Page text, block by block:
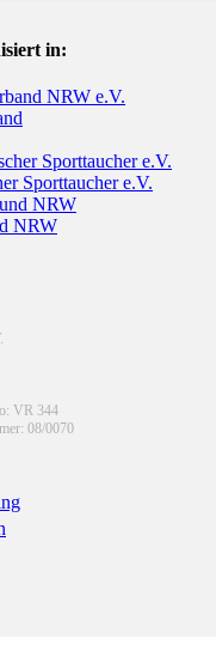
in:
Sporttaucher e.V.
NRW
VR 344
08/0070